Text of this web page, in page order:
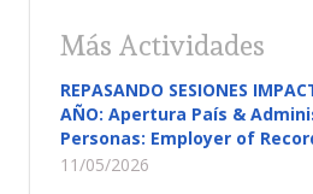
Más Actividades
REPASANDO SESIONES
AÑO: Apertura País &
Personas: Employer of
11/05/2026